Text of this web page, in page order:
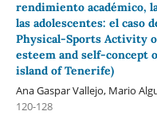
rendimiento académico,
las adolescentes: el caso
Physical-Sports Activity
esteem and self-concept
island of Tenerife)
Ana Gaspar Vallejo, Mario
120-128